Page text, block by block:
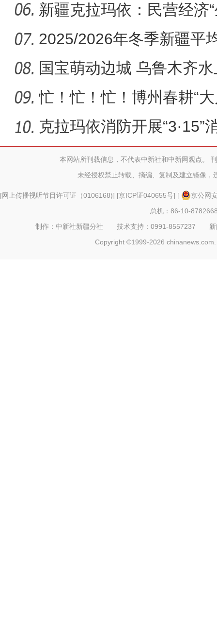
沙生态屏
新疆克拉玛依：民营经济
显
2025/2026年冬季新疆平
国宝萌动边城 乌鲁木齐
卡者络绎
忙！忙！忙！博州春耕“
克拉玛依消防开展“3·15”
集中本网站所刊载信息，不代表中新社和中新网观点。
未经授权禁止转载、摘编、复制及建立镜像，
[网上传播视听节目许可证（0106168)] [京ICP证040655号] [
京公网
总机：86-10-
制作：中新社新疆分社 技术支持：0991-8557237
Copyright ©1999-2026